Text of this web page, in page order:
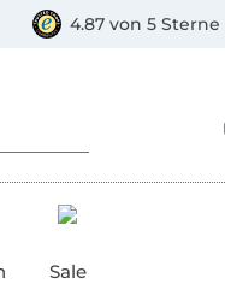
4.87 von 5
Sale